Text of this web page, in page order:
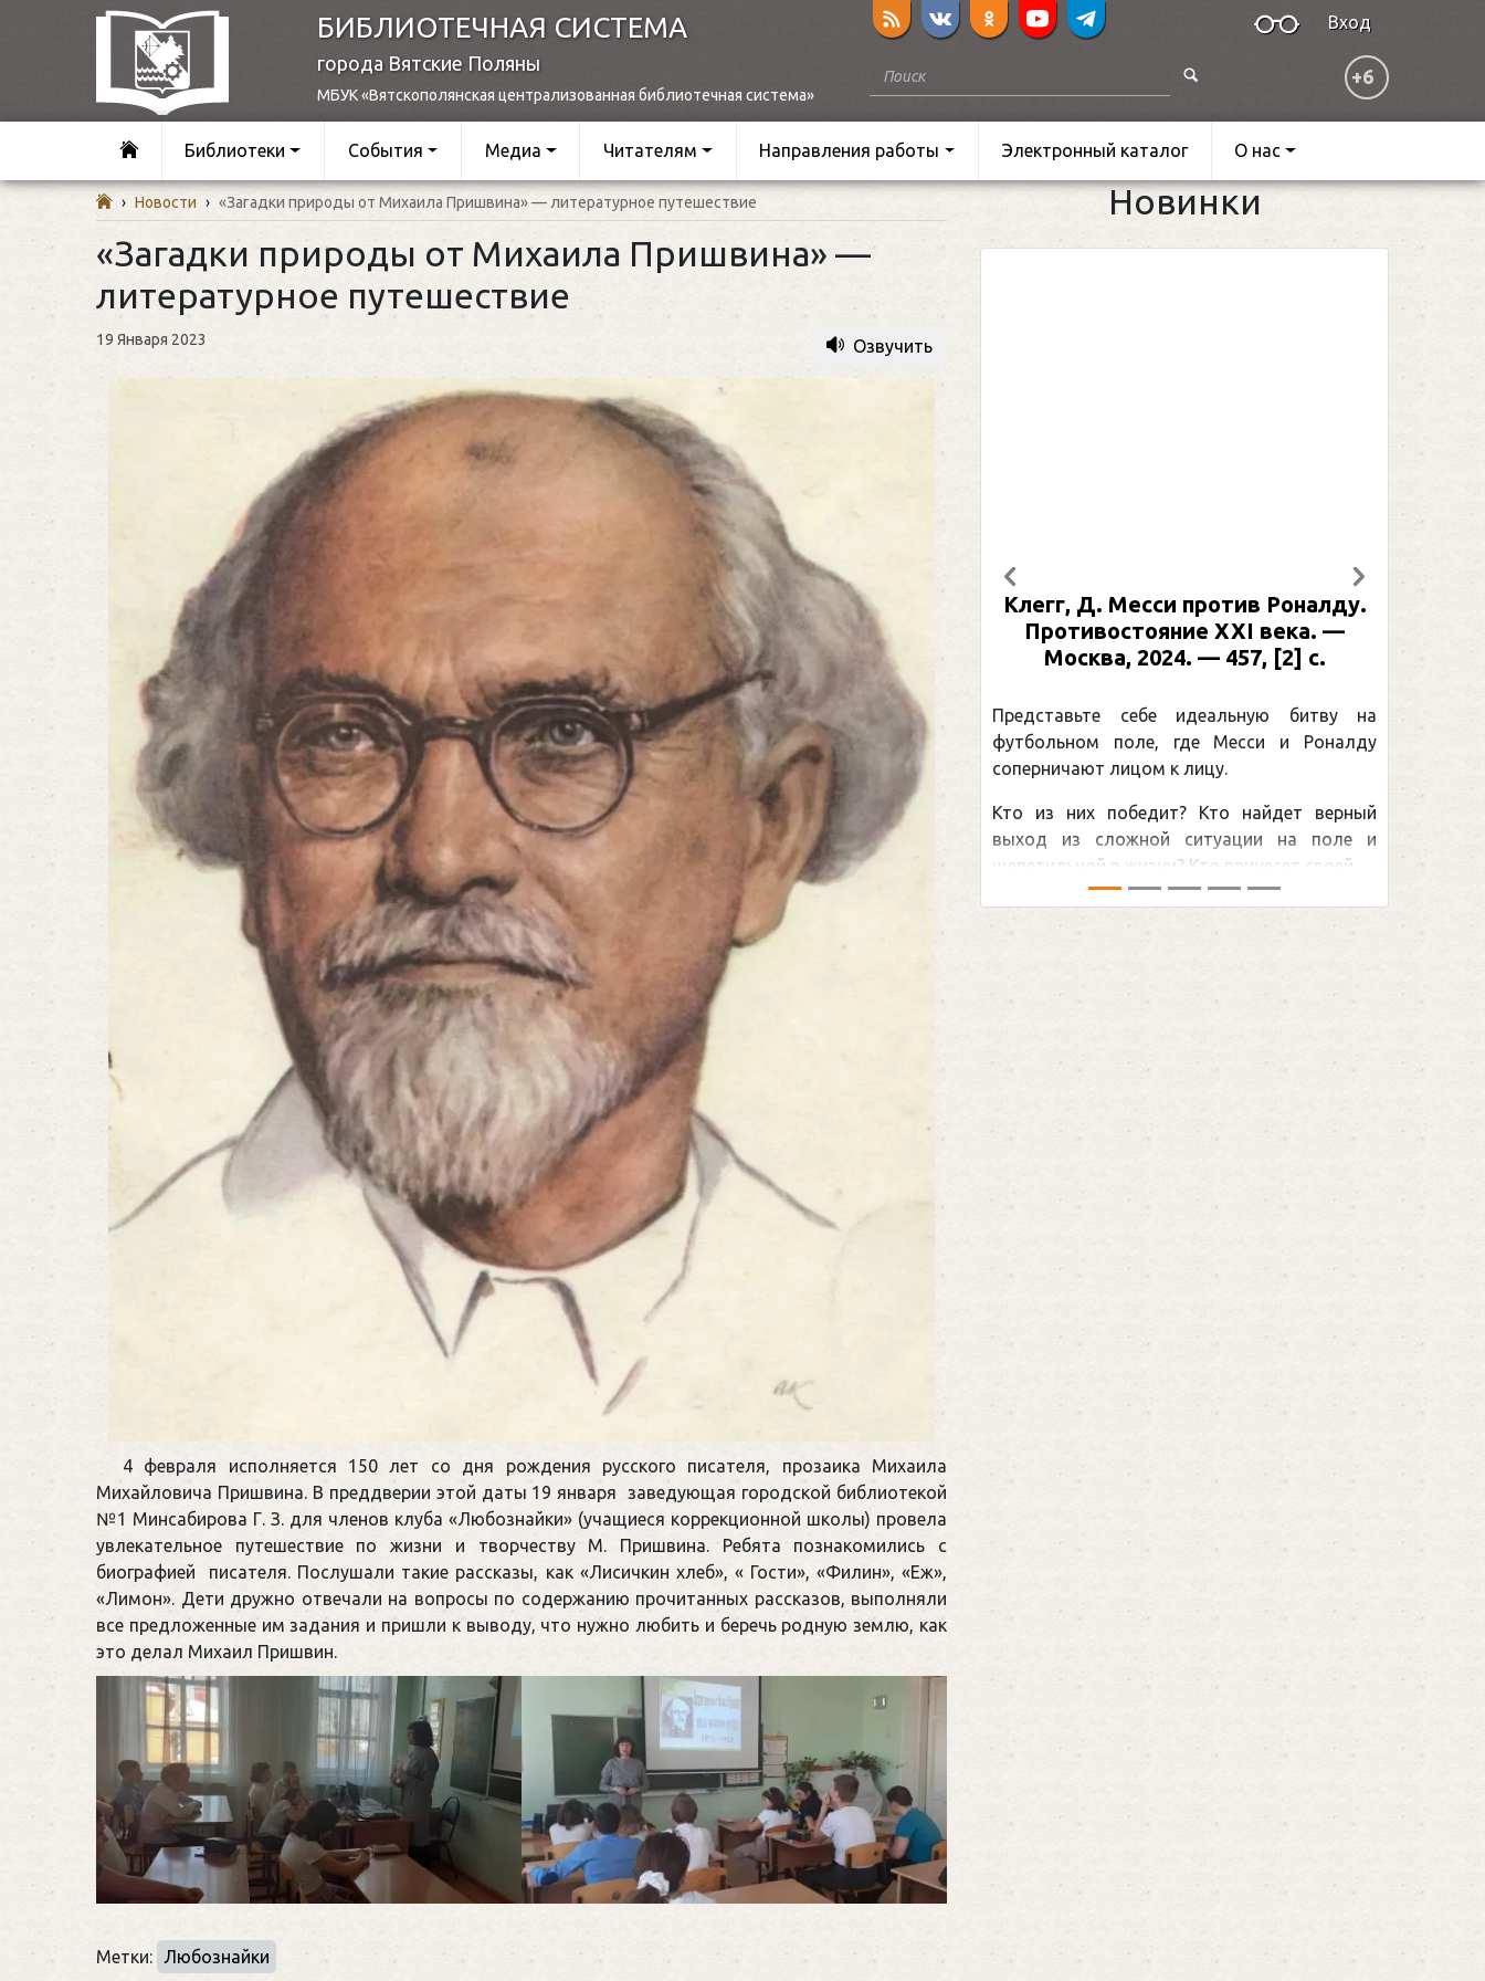
БИБЛИОТЕЧНАЯ СИСТЕМА
города Вятские Поляны
МБУК «Вятскополянская централизованная библиотечная система»
Вход
+6
Библиотеки События Медиа Читателям Направления работы Электронный каталог О нас
› Новости › «Загадки природы от Михаила Пришвина» — литературное путешествие
«Загадки природы от Михаила Пришвина» —
литературное путешествие
19 Января 2023 Озвучить
4 февраля исполняется 150 лет со дня рождения русского писателя, прозаика Михаила
Михайловича Пришвина. В преддверии этой даты 19 января заведующая городской библиотекой
№1 Минсабирова Г. З. для членов клуба «Любознайки» (учащиеся коррекционной школы) провела
увлекательное путешествие по жизни и творчеству М. Пришвина. Ребята познакомились с
биографией писателя. Послушали такие рассказы, как «Лисичкин хлеб», « Гости», «Филин», «Еж»,
«Лимон». Дети дружно отвечали на вопросы по содержанию прочитанных рассказов, выполняли
все предложенные им задания и пришли к выводу, что нужно любить и беречь родную землю, как
это делал Михаил Пришвин.
Метки: Любознайки
Новинки
Клегг, Д. Месси против Роналду.
Противостояние XXI века. —
Москва, 2024. — 457, [2] с.
Представьте себе идеальную битву на
футбольном поле, где Месси и Роналду
соперничают лицом к лицу.
Кто из них победит? Кто найдет верный
выход из сложной ситуации на поле и
щепетильной в жизни? Кто принесет своей ...
Рабинер, И. Я. Александр Овечкин
: иллюстрированная биография. —
Москва, 2024 (макет 2025). — 133,
Спорт)
снайперским рекордом НХЛ, который
принадлежит великому канадцу Уэйну
Гретцки, — едва ли не самая обсуждаемая
хоккейная тема последних лет в мире.Перед
сезоном Национальной хоккейной лиги — ...
Предыдущий Следующий